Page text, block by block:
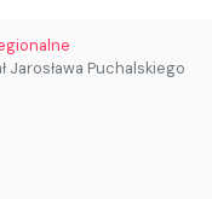
Jarosława Puchalskiego